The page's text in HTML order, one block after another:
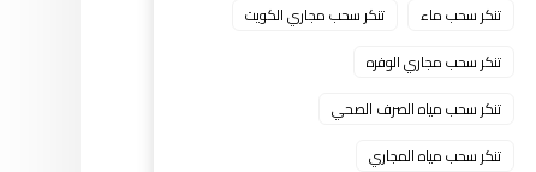
تنكر سحب ماء
تنكر سحب مجاري الكويت
تنكر سحب مجاري الوفره
تنكر سحب مياه الصرف الصحي
تنكر سحب مياه المجاري